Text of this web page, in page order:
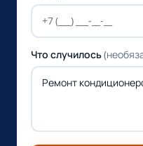
Что случилось